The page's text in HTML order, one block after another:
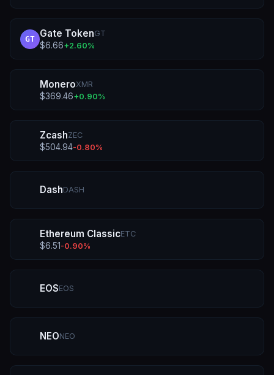
GT Gate TokenGT
$6.66+2.60%
MoneroXMR
$369.46+0.90%
ZcashZEC
$504.94-0.80%
DashDASH
Ethereum ClassicETC
$6.51 -0.90%
EOSEOS
NEONEO